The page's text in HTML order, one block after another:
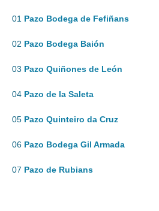
01 Pazo Bodega de Fefiñans
02 Pazo Bodega Baión
03 Pazo Quiñones de León
04 Pazo de la Saleta
05 Pazo Quinteiro da Cruz
06 Pazo Bodega Gil Armada
07 Pazo de Rubians